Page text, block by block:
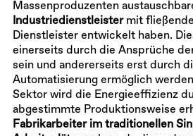
Massenproduzenten
Industriedienstleistermit
Dienstleister entwickelt haben.
einerseits durch die Ansprüche
sein und andererseits erst durch
Automatisierung ermöglich
Sektor wird die Energieeffizienz
abgestimmte Produktionsweise
Fabrikarbeiter im traditionellen